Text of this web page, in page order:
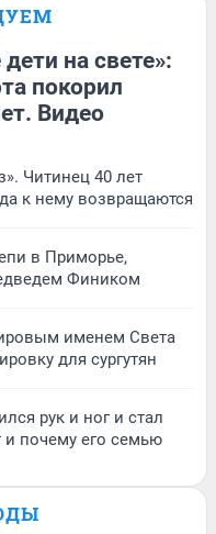
на свете»:
покорил
Видео
Читинец 40 лет
к нему возвращаются
в Приморье,
Фиником
именем Света
для сургутян
рук и ног и стал
и почему его семью